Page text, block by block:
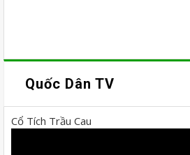
Quốc Dân TV
Cổ Tích Trầu Cau